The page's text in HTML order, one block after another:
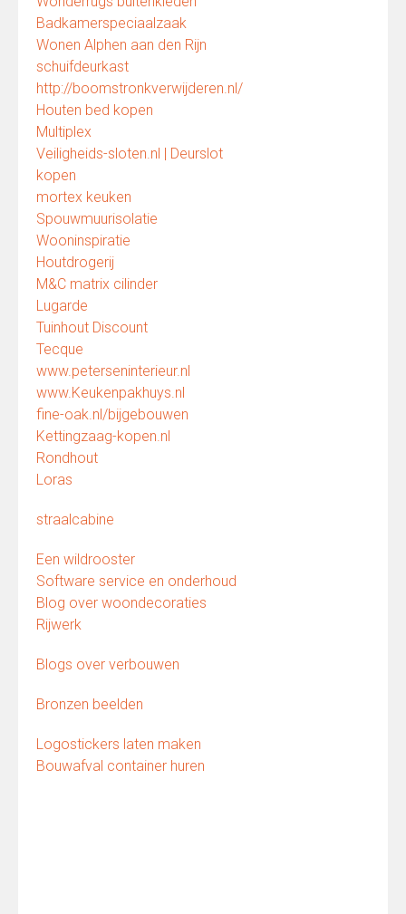
Badkamerspeciaalzaak
Wonen Alphen aan den Rijn
schuifdeurkast
http://boomstronkverwijderen.nl/
Houten bed kopen
Multiplex
Veiligheids-sloten.nl | Deurslot
kopen
mortex keuken
Spouwmuurisolatie
Wooninspiratie
Houtdrogerij
M&C matrix cilinder
Lugarde
Tuinhout Discount
Tecque
www.peterseninterieur.nl
www.Keukenpakhuys.nl
fine-oak.nl/bijgebouwen
Kettingzaag-kopen.nl
Rondhout
Loras
straalcabine
Een wildrooster
Software service en onderhoud
Blog over woondecoraties
Rijwerk
Blogs over verbouwen
Bronzen beelden
Logostickers laten maken
Bouwafval container huren